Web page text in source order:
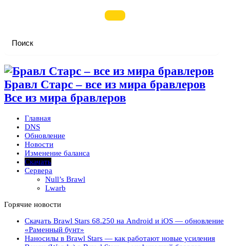
Бравл Старс – все из мира бравлеров
Все из мира бравлеров
Главная
DNS
Обновление
Новости
Изменение баланса
Скачать
Сервера
Null’s Brawl
Lwarb
Горячие новости
Скачать Brawl Stars 68.250 на Android и iOS — обновление
«Раменный бунт»
Наносилы в Brawl Stars — как работают новые усиления